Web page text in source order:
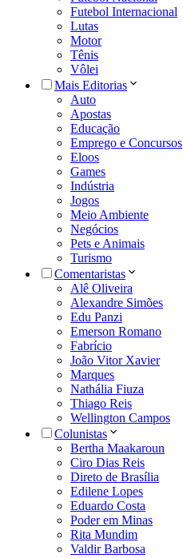
Futebol Internacional
Lutas
Motor
Tênis
Vôlei
Mais Editorias
Auto
Apostas
Educação
Emprego e Concursos
Eloos
Games
Indústria
Jogos
Meio Ambiente
Negócios
Pets e Animais
Turismo
Comentaristas
Alê Oliveira
Alexandre Simões
Edu Panzi
Emerson Romano
Fabrício
João Vitor Xavier
Marques
Nathália Fiuza
Thiago Reis
Wellington Campos
Colunistas
Bertha Maakaroun
Ciro Dias Reis
Direto de Brasília
Edilene Lopes
Eduardo Costa
Poder em Minas
Rita Mundim
Valdir Barbosa